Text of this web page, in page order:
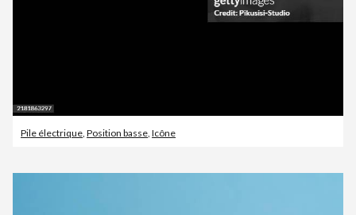
Pile électrique Position basse Icône